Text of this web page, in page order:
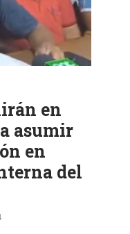
en
asumir
en
del